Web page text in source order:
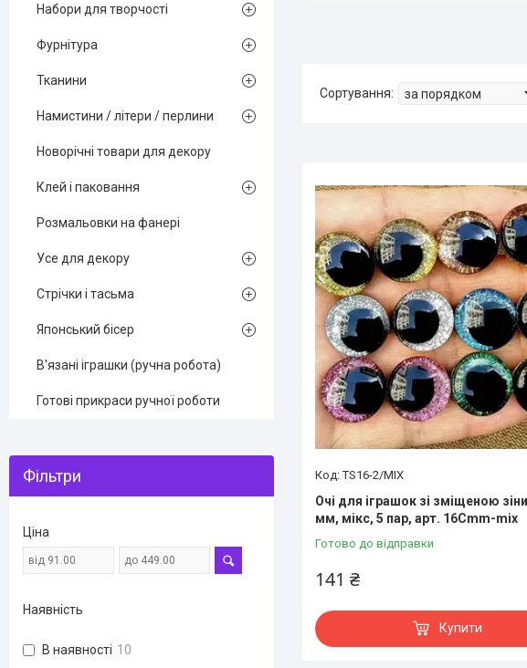
TS16-2/MIX
Очі для іграшок зі зміщеною
мм, мікс, 5 пар, арт. 16Cmm-mix
Готово до відправки
141 ₴
Купити
Набори для творчості
Фурнітура
Тканини
Намистини / літери / перлини
Новорічні товари для декору
Клей і паковання
Розмальовки на фанері
Усе для декору
Стрічки і тасьма
Японський бісер
В'язані іграшки (ручна робота)
Готові прикраси ручної роботи
Фільтри
Ціна
Наявність
В наявності 10